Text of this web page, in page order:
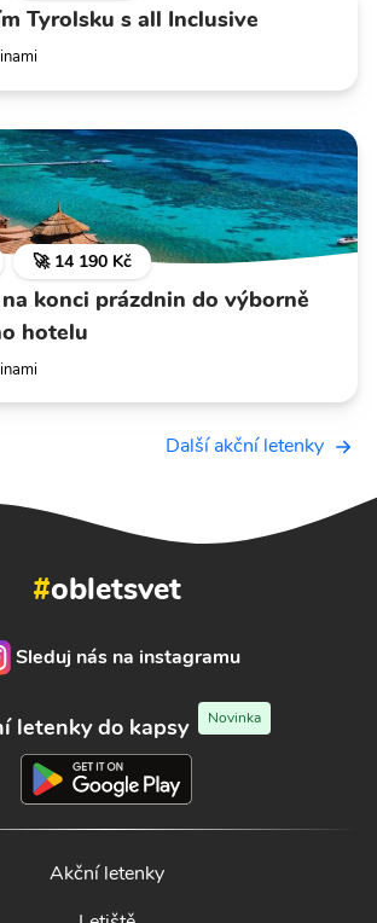
Tyrolsku s all Inclusive
🚀 14 190 Kč
konci prázdnin do výborně
hotelu
Další akční letenky
#obletsvet
Sleduj nás na instagramu
letenky do kapsy Novinka
Akční letenky